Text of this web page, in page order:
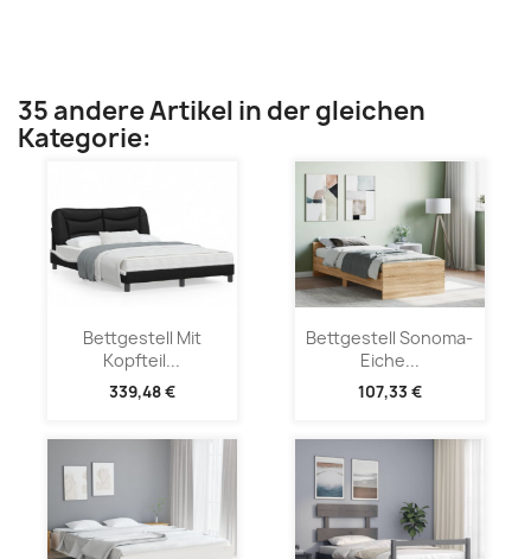
35 andere Artikel in der gleichen
Kategorie:
Bettgestell Mit
Kopfteil...
339,48 €
Bettgestell Sonoma-
Eiche...
107,33 €